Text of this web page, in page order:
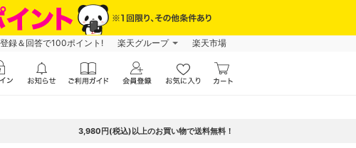
録＆回答で100ポイント! 楽天グループ 楽天市場
3,980円(税込)以上のお買い物で送料無料！